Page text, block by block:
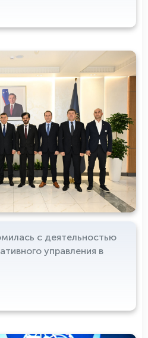
с деятельностью
управления в